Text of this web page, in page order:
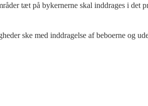
tæt på bykernerne skal inddrages i det
ske med inddragelse af beboerne og